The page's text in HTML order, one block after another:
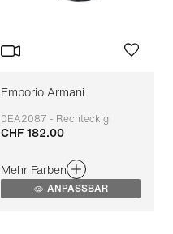
Emporio Armani
0EA2087 - Rechteckig
Anpassbar
CHF 182.00
Mehr Farben
ANPASSBAR